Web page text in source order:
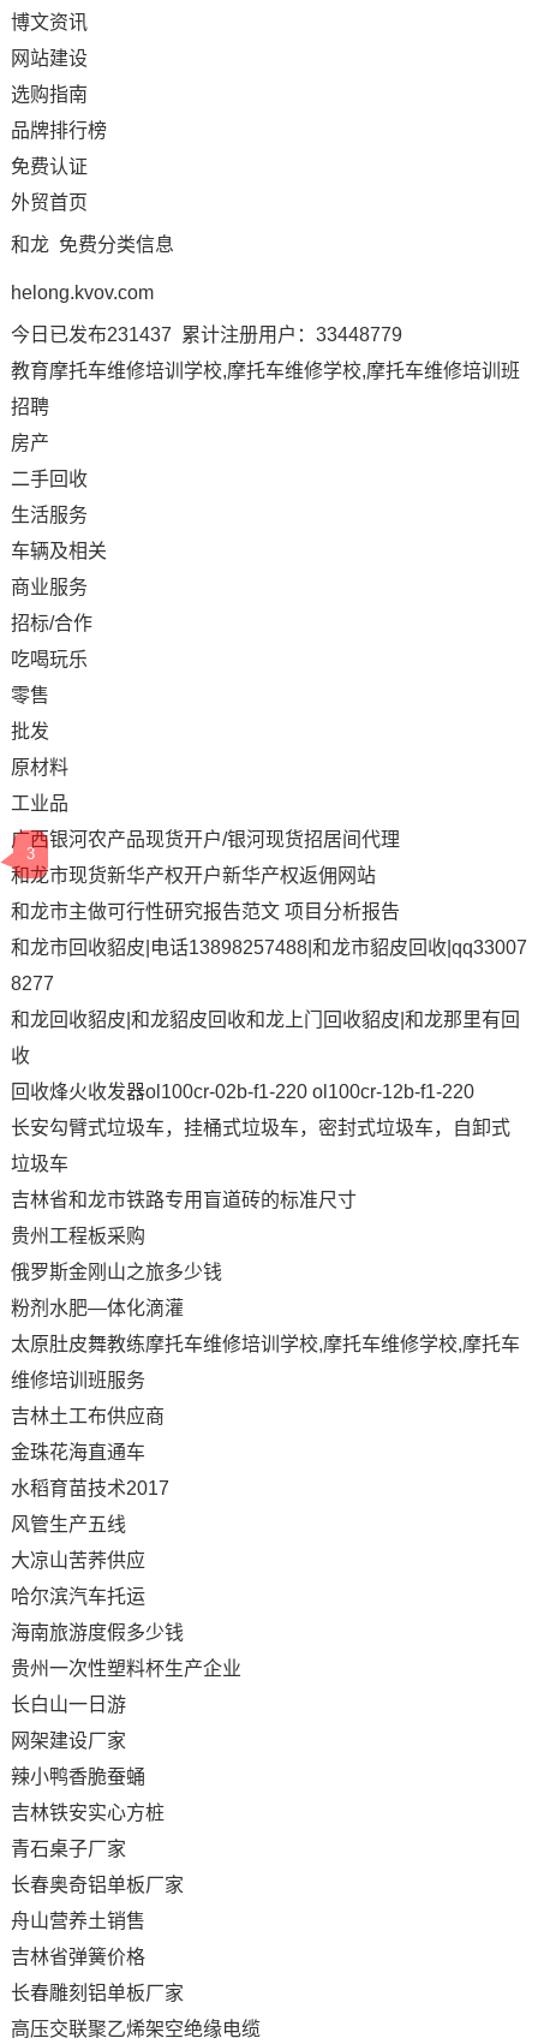
博文资讯
网站建设
选购指南
品牌排行榜
免费认证
外贸首页
和龙 免费分类信息
helong.kvov.com
今日已发布231437 累计注册用户：33448779
教育摩托车维修培训学校,摩托车维修学校,摩托车维修培训班
招聘
房产
二手回收
生活服务
车辆及相关
商业服务
招标/合作
吃喝玩乐
零售
批发
原材料
工业品
广西银河农产品现货开户/银河现货招居间代理
和龙市现货新华产权开户新华产权返佣网站
和龙市主做可行性研究报告范文 项目分析报告
和龙市回收貂皮|电话13898257488|和龙市貂皮回收|qq33007
8277
和龙回收貂皮|和龙貂皮回收和龙上门回收貂皮|和龙那里有回
收
回收烽火收发器ol100cr-02b-f1-220 ol100cr-12b-f1-220
长安勾臂式垃圾车，挂桶式垃圾车，密封式垃圾车，自卸式
垃圾车
吉林省和龙市铁路专用盲道砖的标准尺寸
贵州工程板采购
俄罗斯金刚山之旅多少钱
粉剂水肥—体化滴灌
太原肚皮舞教练摩托车维修培训学校,摩托车维修学校,摩托车
维修培训班服务
吉林土工布供应商
金珠花海直通车
水稻育苗技术2017
风管生产五线
大凉山苦荞供应
哈尔滨汽车托运
海南旅游度假多少钱
贵州一次性塑料杯生产企业
长白山一日游
网架建设厂家
辣小鸭香脆蚕蛹
吉林铁安实心方桩
青石桌子厂家
长春奥奇铝单板厂家
舟山营养土销售
吉林省弹簧价格
长春雕刻铝单板厂家
高压交联聚乙烯架空绝缘电缆
3